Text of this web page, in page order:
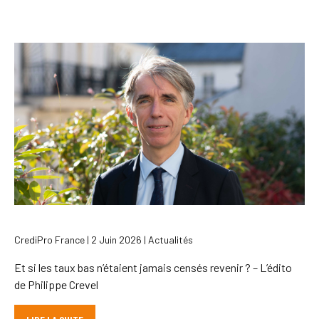
CrediPro France | 2 Juin 2026 | Actualités
Et si les taux bas n’étaient jamais censés revenir ? – L’édito
de Philippe Crevel